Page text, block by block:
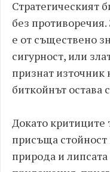
Стратегическият
без противоречия.
е от съществено
сигурност, или
признат източник
биткойнът остава
Докато критиците
присъща
природа и